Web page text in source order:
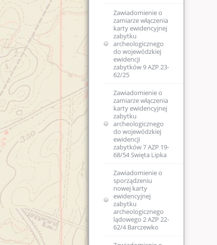
Zawiadomienie o
zamiarze włączenia
karty ewidencyjnej
zabytku
archeologicznego
do wojewódzkiej
ewidencji
zabytków 9 AZP 23-
62/25
Zawiadomienie o
zamiarze włączenia
karty ewidencyjnej
zabytku
archeologicznego
do wojewódzkiej
ewidencji
zabytków 7 AZP 19-
68/54 Swięta Lipka
Zawiadomienie o
sporządzeniu
nowej karty
ewidencyjnej
zabytku
archeologicznego
lądowego 2 AZP 22-
62/4 Barczewko